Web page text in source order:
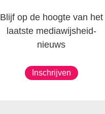
Blijf op de hoogte van het
laatste mediawijsheid-
nieuws
Inschrijven